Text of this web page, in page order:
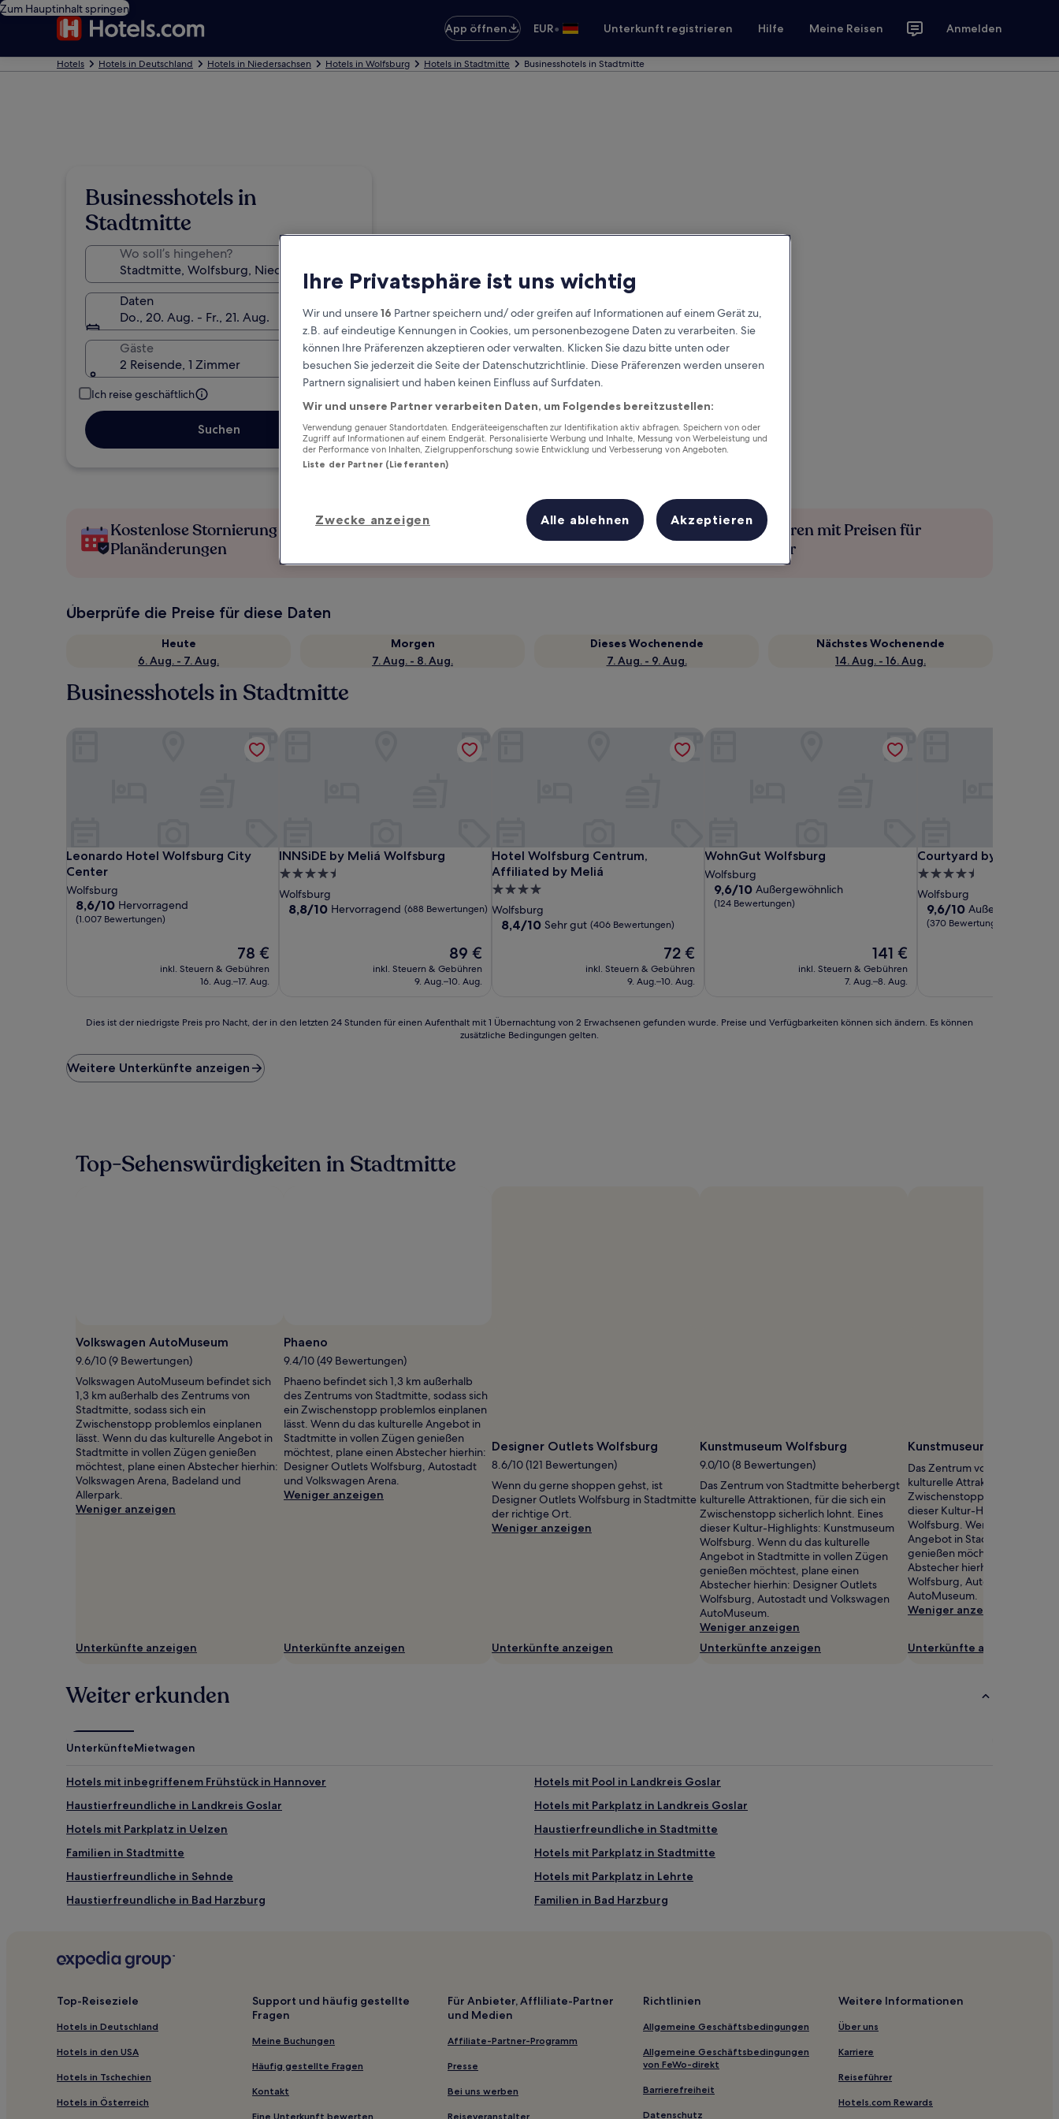
Zum Hauptinhalt springen
App öffnen
EUR• Unterkunft registrieren Hilfe Meine Reisen Anmelden
Hotels Hotels in Deutschland Hotels in Niedersachsen Hotels in Wolfsburg Hotels in Stadtmitte Businesshotels in Stadtmitte
Businesshotels in
Stadtmitte
Wo soll’s hingehen?
Daten
Do., 20. Aug. - Fr., 21. Aug.
Gäste
2 Reisende, 1 Zimmer
Ich reise geschäftlich
Suchen
Kostenlose Stornierung bei
Planänderungen
Verdiene Prämien für jede
Mehr sparen mit Preisen für
Mitglieder
Überprüfe die Preise für diese Daten
Heute
6. Aug. - 7. Aug.
Morgen
7. Aug. - 8. Aug.
Dieses Wochenende
7. Aug. - 9. Aug.
Nächstes Wochenende
14. Aug. - 16. Aug.
Businesshotels in Stadtmitte
Leonardo Hotel Wolfsburg City
Center
Leonardo Hotel Wolfsburg City Center
Wolfsburg
8.6
von
8,6/10 Hervorragend
(1.007 Bewertungen)
Der
Preis
beträgt
78 €
inkl. Steuern & Gebühren
16. Aug.–17. Aug.
Leonardo Hotel Wolfsburg City Center
INNSiDE by Meliá Wolfsburg
INNSiDE by Meliá Wolfsburg
4.5-
Sterne-
Unterkunft
Wolfsburg
8.8
8,8/10 Hervorragend (688 Bewertungen)
Der
Preis
beträgt
89 €
inkl. Steuern & Gebühren
9. Aug.–10. Aug.
Hotel Wolfsburg Centrum,
Affiliated by Meliá
Hotel Wolfsburg Centrum, Affiliated by Meliá
4.0-
Sterne-
Unterkunft
Wolfsburg
8.4
8,4/10 Sehr gut (406 Bewertungen)
Der
Preis
beträgt
72 €
inkl. Steuern & Gebühren
9. Aug.–10. Aug.
Hotel Wolfsburg Centrum, Affiliated by Meliá
WohnGut Wolfsburg
WohnGut Wolfsburg
Wolfsburg
9.6
von
9,6/10 Außergewöhnlich
(124 Bewertungen)
Der
Preis
beträgt
141 €
inkl. Steuern & Gebühren
7. Aug.–8. Aug.
Courtyard by Marriott
Courtyard by Marriott
4.5-
Sterne-
Unterkunft
Wolfsburg
9.6
von
9,6/10 Außergewöhnlich
(370 Bewertungen)
der
niedrigste
Preis
letzten
24 Stunden
und
Verfügbarkeiten
können
sich
ändern.
können
zusätzliche
Bedingungen
gelten.
Dies ist der niedrigste Preis pro Nacht, der in den letzten 24 Stunden für einen Aufenthalt mit 1 Übernachtung von 2 Erwachsenen gefunden wurde. Preise und Verfügbarkeiten können sich ändern. Es können
zusätzliche Bedingungen gelten.
Weitere Unterkünfte anzeigen
Top-Sehenswürdigkeiten in Stadtmitte
Volkswagen AutoMuseum
9.6/10 (9 Bewertungen)
Volkswagen AutoMuseum befindet sich
1,3 km außerhalb des Zentrums von
Stadtmitte, sodass sich ein
Zwischenstopp problemlos einplanen
lässt. Wenn du das kulturelle Angebot in
Stadtmitte in vollen Zügen genießen
möchtest, plane einen Abstecher hierhin:
Volkswagen Arena, Badeland und
Allerpark.
Weniger anzeigen
Unterkünfte anzeigen
Phaeno
9.4/10 (49 Bewertungen)
Phaeno befindet sich 1,3 km außerhalb
des Zentrums von Stadtmitte, sodass sich
ein Zwischenstopp problemlos einplanen
lässt. Wenn du das kulturelle Angebot in
Stadtmitte in vollen Zügen genießen
möchtest, plane einen Abstecher hierhin:
Designer Outlets Wolfsburg, Autostadt
und Volkswagen Arena.
Weniger anzeigen
Unterkünfte anzeigen
Designer Outlets Wolfsburg
8.6/10 (121 Bewertungen)
Wenn du gerne shoppen gehst, ist
Designer Outlets Wolfsburg in Stadtmitte
der richtige Ort.
Weniger anzeigen
Unterkünfte anzeigen
Kunstmuseum Wolfsburg
9.0/10 (8 Bewertungen)
Das Zentrum von Stadtmitte beherbergt
kulturelle Attraktionen, für die sich ein
Zwischenstopp sicherlich lohnt. Eines
dieser Kultur-Highlights: Kunstmuseum
Wolfsburg. Wenn du das kulturelle
Angebot in Stadtmitte in vollen Zügen
genießen möchtest, plane einen
Abstecher hierhin: Designer Outlets
Wolfsburg, Autostadt und Volkswagen
AutoMuseum.
Weniger anzeigen
Unterkünfte anzeigen
Kunstmuseum Wolfsburg
Das Zentrum von Stadtmitte
kulturelle Attraktionen, für die
Zwischenstopp sicherlich
dieser Kultur-Highlights:
Wolfsburg. Wenn du das
Angebot in Stadtmitte in
genießen möchtest, plane
Abstecher hierhin: Designer
Wolfsburg, Autostadt und
AutoMuseum.
Weniger anzeigen
Unterkünfte anzeigen
Weiter erkunden
UnterkünfteMietwagen
Hotels mit inbegriffenem Frühstück in Hannover
Hotels mit Pool in Landkreis Goslar
Haustierfreundliche in Landkreis Goslar
Hotels mit Parkplatz in Landkreis Goslar
Hotels mit Parkplatz in Uelzen
Haustierfreundliche in Stadtmitte
Familien in Stadtmitte
Hotels mit Parkplatz in Stadtmitte
Haustierfreundliche in Sehnde
Hotels mit Parkplatz in Lehrte
Haustierfreundliche in Bad Harzburg
Familien in Bad Harzburg
Hotels mit inbegriffenem Frühstück in Goslar
Business in Hildesheim
Hotels mit Parkplatz in Hildesheim
Hotels mit Küchenzeile in Celle
Familien in Wolfsburg
Hotels mit Küchenzeile in Wolfsburg
Hotels mit inbegriffenem Frühstück in Langelsheim
Hotels mit Parkplatz in Langelsheim
Haustierfreundliche in Wolfshagen
Top-Reiseziele
Hotels in Deutschland
Hotels in den USA
Hotels in Tschechien
Hotels in Österreich
Support und häufig gestellte
Fragen
Meine Buchungen
Häufig gestellte Fragen
Kontakt
Eine Unterkunft bewerten
Für Anbieter, Affliliate-Partner
und Medien
Affiliate-Partner-Programm
Presse
Bei uns werben
Reiseveranstalter
Richtlinien
Allgemeine Geschäftsbedingungen
Allgemeine Geschäftsbedingungen
von FeWo-direkt
Barrierefreiheit
Datenschutz
Weitere Informationen
Über uns
Karriere
Reiseführer
Hotels.com Rewards
Ihre Privatsphäre ist uns wichtig
Wir und unsere16 Partner speichern und/ oder greifen auf Informationen auf einem Gerät zu,
z.B. auf eindeutige Kennungen in Cookies, um personenbezogene Daten zu verarbeiten. Sie
können Ihre Präferenzen akzeptieren oder verwalten. Klicken Sie dazu bitte unten oder
besuchen Sie jederzeit die Seite der Datenschutzrichtlinie. Diese Präferenzen werden unseren
Partnern signalisiert und haben keinen Einfluss auf Surfdaten.
Wir und unsere Partner verarbeiten Daten, um Folgendes bereitzustellen:
Verwendung genauer Standortdaten. Endgeräteeigenschaften zur Identifikation aktiv abfragen. Speichern von oder
Zugriff auf Informationen auf einem Endgerät. Personalisierte Werbung und Inhalte, Messung von Werbeleistung und
der Performance von Inhalten, Zielgruppenforschung sowie Entwicklung und Verbesserung von Angeboten.
Liste der Partner (Lieferanten)
Zwecke anzeigen Alle ablehnen Akzeptieren